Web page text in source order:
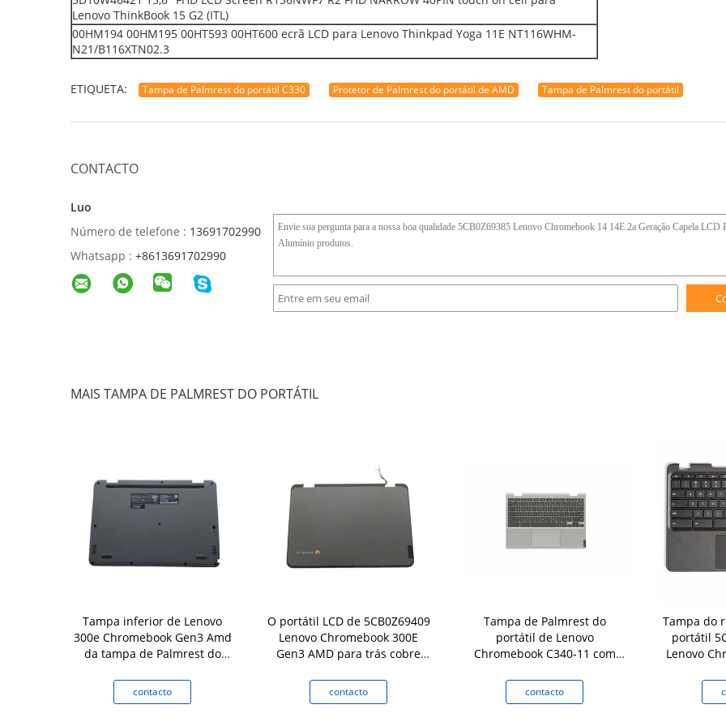
Lenovo ThinkBook 15 G2 (ITL)
00HM194 00HM195 00HT593 00HT600 ecrã LCD para Lenovo Thinkpad Yoga 11E NT116WHM-
N21/B116XTN02.3
ETIQUETA: Tampa de Palmrest do portátil C330 Protetor de Palmrest do portátil de AMD Tampa de Palmrest do portátil
CONTACTO
Luo
Número de telefone : 13691702990
Whatsapp : +8613691702990
MAIS TAMPA DE PALMREST DO PORTÁTIL
Tampa inferior de Lenovo
300e Chromebook Gen3 Amd
da tampa de Palmrest do
contacto
O portátil LCD de 5CB0Z69409
Lenovo Chromebook 300E
Gen3 AMD para trás cobre
contacto
Tampa de Palmrest do
portátil de Lenovo
Chromebook C340-11 com
prata do teclado
contacto
Tampa do
portátil
Lenovo